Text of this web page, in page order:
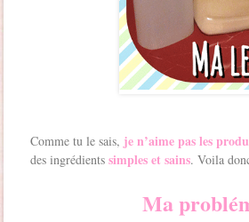
Comme tu le sais, je n’aime pas les
des ingrédients simples et sains. Voila
Ma